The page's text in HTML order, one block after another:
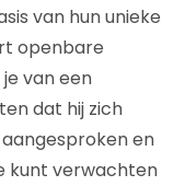
van hun unieke
openbare
van een
dat hij zich
en
kunt verwachten